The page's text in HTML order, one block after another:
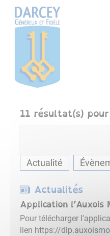
Lien
d'accès
rapide
Lien
d'accès
rapide
principal
Lien
d'accès
rapide
recherche
Lien
d'accès
rapide
page
11résultat(s)
Actualité
Actualités
Application l’Auxois
Pour télécharger
lien https://
Panneau de gestion des